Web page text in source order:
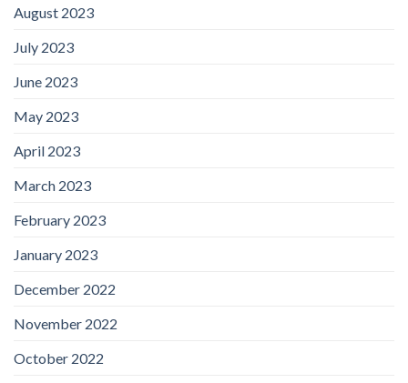
August 2023
July 2023
June 2023
May 2023
April 2023
March 2023
February 2023
January 2023
December 2022
November 2022
October 2022